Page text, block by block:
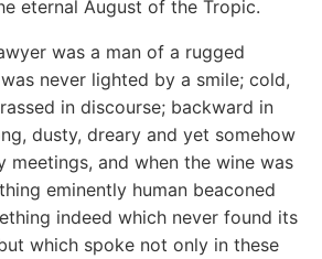
eternal August of the Tropic.
was a man of a rugged
never lighted by a smile; cold,
in discourse; backward in
dusty, dreary and yet somehow
meetings, and when the wine was
eminently human beaconed
indeed which never found its
which spoke not only in these